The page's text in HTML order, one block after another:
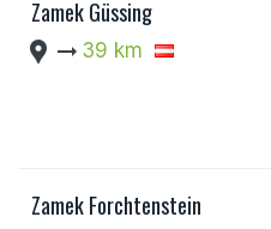
Zamek Güssing
location_pin arrow_right_alt 39 km
Zamek Forchtenstein